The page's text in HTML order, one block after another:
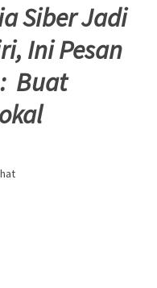
Siber Jadi
Ini Pesan
Buat